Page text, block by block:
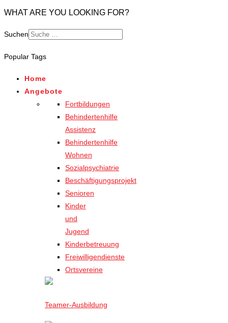
WHAT ARE YOU LOOKING FOR?
Suchen
Popular Tags
Home
Angebote
Fortbildungen
Behindertenhilfe
Assistenz
Behindertenhilfe
Wohnen
Sozialpsychiatrie
Beschäftigungsprojekt
Senioren
Kinder
und
Jugend
Kinderbetreuung
Freiwilligendienste
Ortsvereine
Teamer-Ausbildung